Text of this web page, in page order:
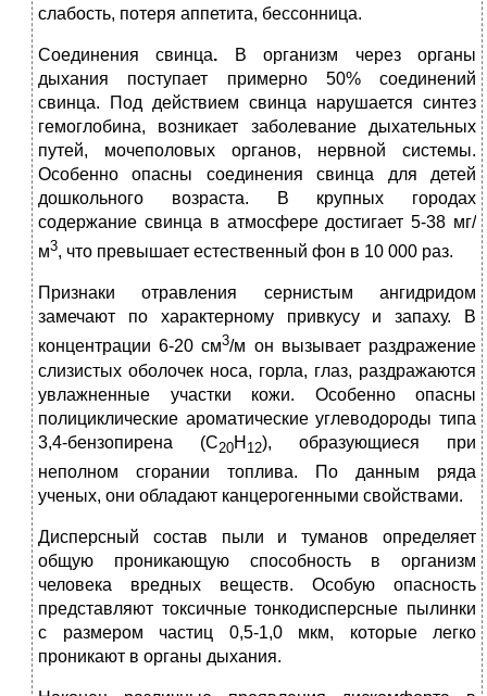
слабость, потеря аппетита, бессонница.
Соединения свинца. В организм через органы
дыхания поступает примерно 50% соединений
свинца. Под действием свинца нарушается синтез
гемоглобина, возникает заболевание дыхательных
путей, мочеполовых органов, нервной системы.
Особенно опасны соединения свинца для детей
дошкольного возраста. В крупных городах
содержание свинца в атмосфере достигает 5-38 мг/
м3, что превышает естественный фон в 10 000 раз.
Признаки отравления сернистым ангидридом
замечают по характерному привкусу и запаху. В
концентрации 6-20 см3/м он вызывает раздражение
слизистых оболочек носа, горла, глаз, раздражаются
увлажненные участки кожи. Особенно опасны
полициклические ароматические углеводороды типа
3,4-бензопирена (C20H 12), образующиеся при
неполном сгорании топлива. По данным ряда
ученых, они обладают канцерогенными свойствами.
Дисперсный состав пыли и туманов определяет
общую проникающую способность в организм
человека вредных веществ. Особую опасность
представляют токсичные тонкодисперсные пылинки
с размером частиц 0,5-1,0 мкм, которые легко
проникают в органы дыхания.